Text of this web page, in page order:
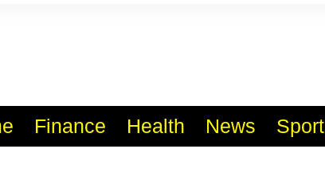
Finance Health News